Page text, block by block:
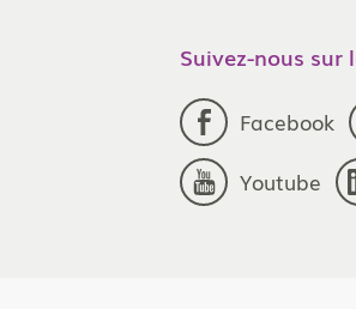
Suivez-nous sur
Facebook
Youtube